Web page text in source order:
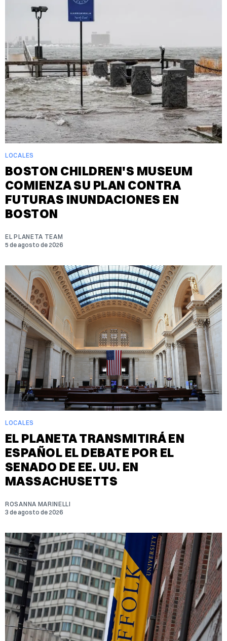
LOCALES
BOSTON CHILDREN'S MUSEUM
COMIENZA SU PLAN CONTRA
FUTURAS INUNDACIONES EN
BOSTON
EL PLANETA TEAM
5 de agosto de 2026
LOCALES
EL PLANETA TRANSMITIRÁ EN
ESPAÑOL EL DEBATE POR EL
SENADO DE EE. UU. EN
MASSACHUSETTS
ROSANNA MARINELLI
3 de agosto de 2026